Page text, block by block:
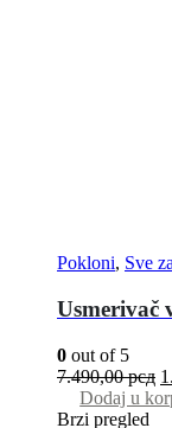
Pokloni, Sve
Usmerivač
0 out of 5
7.490,00рсд
Dodaj u
Brzi pregled